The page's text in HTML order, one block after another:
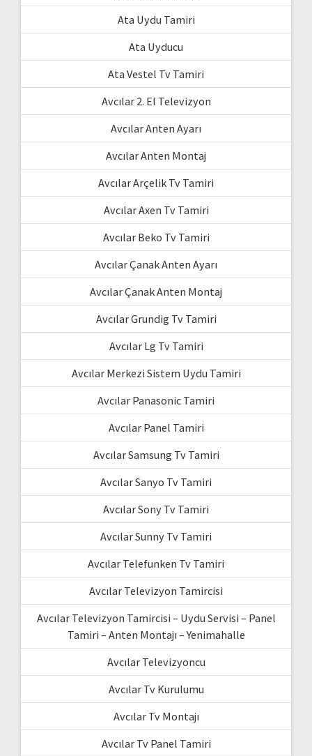
Ata Uydu Tamiri
Ata Uyducu
Ata Vestel Tv Tamiri
Avcılar 2. El Televizyon
Avcılar Anten Ayarı
Avcılar Anten Montaj
Avcılar Arçelik Tv Tamiri
Avcılar Axen Tv Tamiri
Avcılar Beko Tv Tamiri
Avcılar Çanak Anten Ayarı
Avcılar Çanak Anten Montaj
Avcılar Grundig Tv Tamiri
Avcılar Lg Tv Tamiri
Avcılar Merkezi Sistem Uydu Tamiri
Avcılar Panasonic Tamiri
Avcılar Panel Tamiri
Avcılar Samsung Tv Tamiri
Avcılar Sanyo Tv Tamiri
Avcılar Sony Tv Tamiri
Avcılar Sunny Tv Tamiri
Avcılar Telefunken Tv Tamiri
Avcılar Televizyon Tamircisi
Avcılar Televizyon Tamircisi – Uydu Servisi – Panel
Tamiri – Anten Montajı – Yenimahalle
Avcılar Televizyoncu
Avcılar Tv Kurulumu
Avcılar Tv Montajı
Avcılar Tv Panel Tamiri